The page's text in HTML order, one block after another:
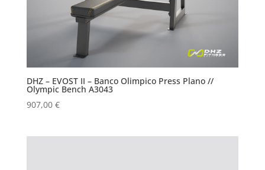
DHZ – EVOST II – Banco Olimpico Press Plano //
Olympic Bench A3043
907,00 €